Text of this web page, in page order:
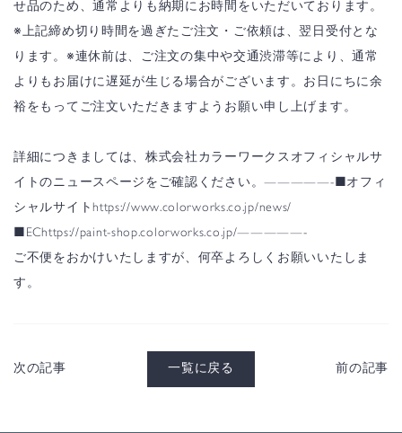
せ品のため、通常よりも納期にお時間をいただいております。
※上記締め切り時間を過ぎたご注文・ご依頼は、翌日受付とな
ります。 ※連休前は、ご注文の集中や交通渋滞等により、通常
よりもお届けに遅延が生じる場合がございます。 お日にちに余
裕をもってご注文いただきますようお願い申し上げます。
詳細につきましては、株式会社カラーワークスオフィシャルサ
イトのニュースページをご確認ください。—————- ■オフィ
シャルサイト https://www.colorworks.co.jp/news/
■EChttps://paint-shop.colorworks.co.jp/—————-
ご不便をおかけいたしますが、何卒よろしくお願いいたしま
す。
次の記事 一覧に戻る 前の記事